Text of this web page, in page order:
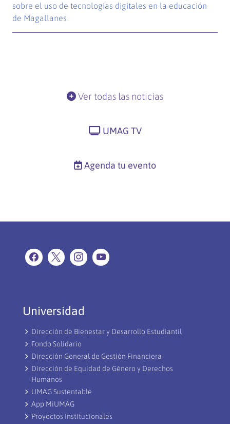
sobre el uso de tecnologías digitales en la educación
de Magallanes
Ver todas las noticias
UMAG TV
Agenda tu evento
Universidad
Dirección de Bienestar y Desarrollo Estudiantil
Fondo Solidario
Dirección General de Gestión Financiera
Dirección de Equidad de Género y Derechos
Humanos
UMAG Sustentable
App MiUMAG
Proyectos Institucionales